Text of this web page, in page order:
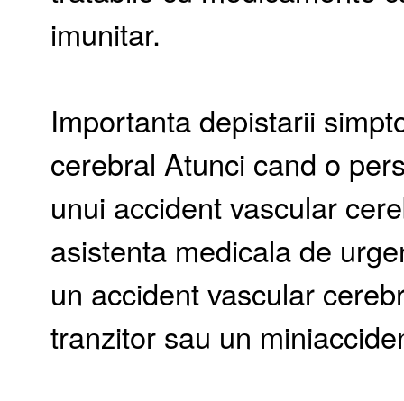
imunitar.
Importanta depistarii
cerebral Atunci cand o
unui accident vascular
asistenta medicala de
un accident vascular
tranzitor sau un